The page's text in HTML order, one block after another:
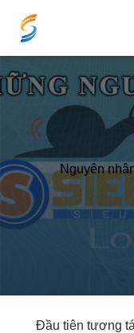
qua
dung
Nguyên
Đầu tiên tương